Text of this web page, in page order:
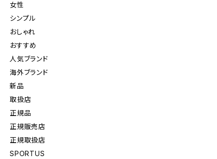
女性
シンプル
おしゃれ
おすすめ
人気ブランド
海外ブランド
新品
取扱店
正規品
正規販売店
正規取扱店
SPORTUS